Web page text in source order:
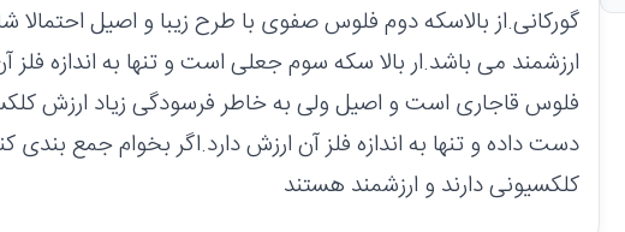
گورکانی.از بالاسکه دوم فلوس صفوی با طرح زیبا و اصیل
ارزشمند می باشد.ار بالا سکه سوم جعلی است و تنها به اندازه
فلوس قاجاری است و اصیل ولی به خاطر فرسودگی زیاد ارزش
دست داده و تنها به اندازه فلز آن ارزش دارد.اگر بخوام جمع
کلکسیونی دارند و ارزشمند هستند